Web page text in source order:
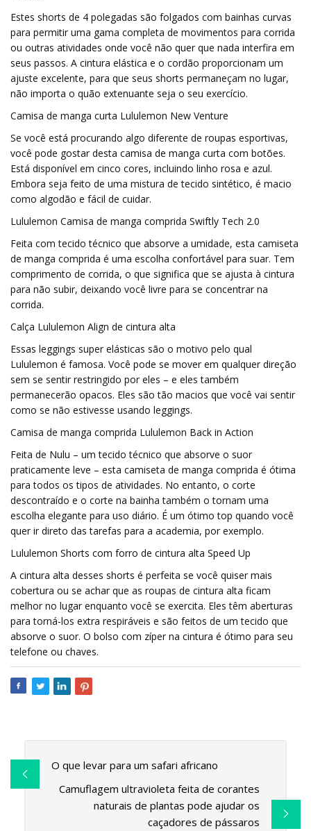
Estes shorts de 4 polegadas são folgados com bainhas curvas
para permitir uma gama completa de movimentos para corrida
ou outras atividades onde você não quer que nada interfira em
seus passos. A cintura elástica e o cordão proporcionam um
ajuste excelente, para que seus shorts permaneçam no lugar,
não importa o quão extenuante seja o seu exercício.
Camisa de manga curta Lululemon New Venture
Se você está procurando algo diferente de roupas esportivas,
você pode gostar desta camisa de manga curta com botões.
Está disponível em cinco cores, incluindo linho rosa e azul.
Embora seja feito de uma mistura de tecido sintético, é macio
como algodão e fácil de cuidar.
Lululemon Camisa de manga comprida Swiftly Tech 2.0
Feita com tecido técnico que absorve a umidade, esta camiseta
de manga comprida é uma escolha confortável para suar. Tem
comprimento de corrida, o que significa que se ajusta à cintura
para não subir, deixando você livre para se concentrar na
corrida.
Calça Lululemon Align de cintura alta
Essas leggings super elásticas são o motivo pelo qual
Lululemon é famosa. Você pode se mover em qualquer direção
sem se sentir restringido por eles – e eles também
permanecerão opacos. Eles são tão macios que você vai sentir
como se não estivesse usando leggings.
Camisa de manga comprida Lululemon Back in Action
Feita de Nulu – um tecido técnico que absorve o suor
praticamente leve – esta camiseta de manga comprida é ótima
para todos os tipos de atividades. No entanto, o corte
descontraído e o corte na bainha também o tornam uma
escolha elegante para uso diário. É um ótimo top quando você
quer ir direto das tarefas para a academia, por exemplo.
Lululemon Shorts com forro de cintura alta Speed ​​Up
A cintura alta desses shorts é perfeita se você quiser mais
cobertura ou se achar que as roupas de cintura alta ficam
melhor no lugar enquanto você se exercita. Eles têm aberturas
para torná-los extra respiráveis ​​e são feitos de um tecido que
absorve o suor. O bolso com zíper na cintura é ótimo para seu
telefone ou chaves.
O que levar para um safari africano
Camuflagem ultravioleta feita de corantes
naturais de plantas pode ajudar os
caçadores de pássaros